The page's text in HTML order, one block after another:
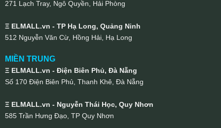
271 Lạch Tray, Ngô Quyền, Hải Phòng
Ξ ELMALL.vn - TP Hạ Long, Quảng Ninh
512 Nguyễn Văn Cừ, Hồng Hải, Hạ Long
MIỀN TRUNG
Ξ ELMALL.vn - Điện Biên Phủ, Đà Nẵng
Số 170 Điện Biên Phủ, Thanh Khê, Đà Nẵng
Ξ ELMALL.vn - Nguyễn Thái Học, Quy Nhơn
585 Trần Hưng Đạo, TP Quy Nhơn